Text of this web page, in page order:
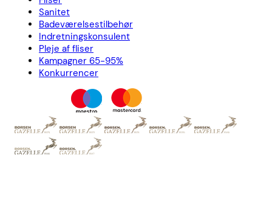
Sanitet
Badeværelsestilbehør
Indretningskonsulent
Pleje af fliser
Kampagner 65-95%
Konkurrencer